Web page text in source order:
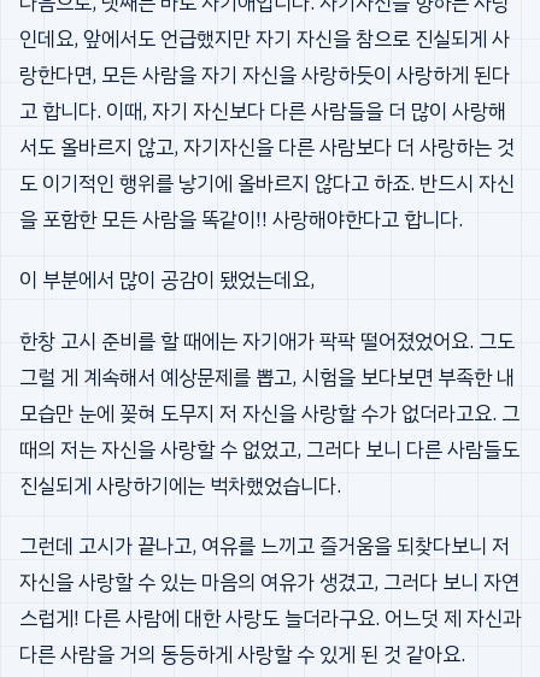
인데요, 앞에서도 언급했지만 자기 자신을 참으로 진실되게 사
랑한다면, 모든 사람을 자기 자신을 사랑하듯이 사랑하게 된다
고 합니다. 이때, 자기 자신보다 다른 사람들을 더 많이 사랑해
서도 올바르지 않고, 자기자신을 다른 사람보다 더 사랑하는 것
도 이기적인 행위를 낳기에 올바르지 않다고 하죠. 반드시 자신
을 포함한 모든 사람을 똑같이!! 사랑해야한다고 합니다.
이 부분에서 많이 공감이 됐었는데요,
한창 고시 준비를 할 때에는 자기애가 팍팍 떨어졌었어요. 그도
그럴 게 계속해서 예상문제를 뽑고, 시험을 보다보면 부족한 내
모습만 눈에 꽂혀 도무지 저 자신을 사랑할 수가 없더라고요. 그
때의 저는 자신을 사랑할 수 없었고, 그러다 보니 다른 사람들도
진실되게 사랑하기에는 벅차했었습니다.
그런데 고시가 끝나고, 여유를 느끼고 즐거움을 되찾다보니 저
자신을 사랑할 수 있는 마음의 여유가 생겼고, 그러다 보니 자연
스럽게! 다른 사람에 대한 사랑도 늘더라구요. 어느덧 제 자신과
다른 사람을 거의 동등하게 사랑할 수 있게 된 것 같아요.